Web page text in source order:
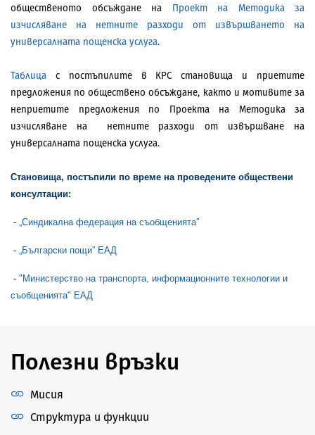
общественото обсъждане на
Проект на Методика за
изчисляване на нетните разходи от извършването на
универсалната пощенска услуга.
Таблица с постъпилите в КРС становища и приетите
предложения по обществено обсъждане, както и мотивите за
неприетите предложения по Проекта на Методика за
изчисляване на
нетните разходи от извършване на
универсалната пощенска услуга.
Становища, постъпили по време на проведените обществени
консултации:
- „Синдикална федерация на съобщенията”
- „Български пощи” ЕАД
- "Министерство на транспорта, информационните технологии и
съобщенията" ЕАД
Полезни връзки
Мисия
Структура и функции